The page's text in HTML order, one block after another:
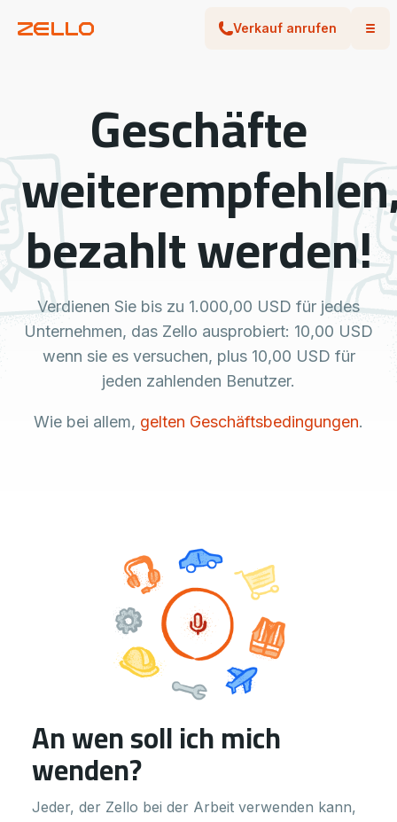
Verkauf anrufen
Geschäfte
bezahlt werden!
Verdienen Sie bis zu 1.000,00 USD für jedes
Unternehmen, das Zello ausprobiert: 10,00 USD
wenn sie es versuchen, plus 10,00 USD für
jeden zahlenden Benutzer.
Wie bei allem, gelten Geschäftsbedingungen.
An wen soll ich mich
wenden?
Jeder, der Zello bei der Arbeit verwenden kann,